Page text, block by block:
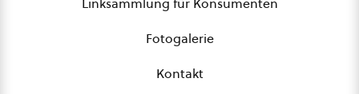
Fotogalerie
Kontakt